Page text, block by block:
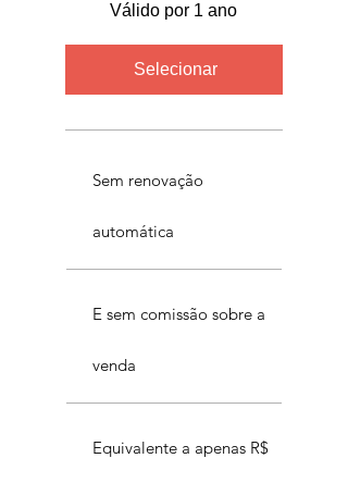
Válido por 1 ano
Selecionar
Sem renovação
automática
E sem comissão sobre a
venda
Equivalente a apenas R$